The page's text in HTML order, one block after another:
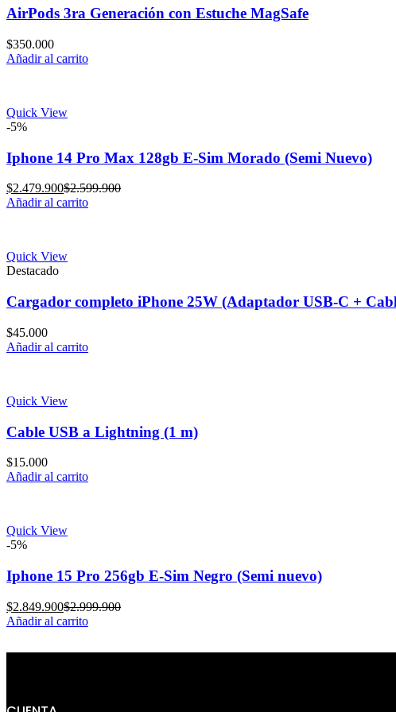
AirPods 3ra Generación con Estuche MagSafe
$350.000
Añadir al carrito
Quick View
-5%
Iphone 14 Pro Max 128gb E-Sim Morado (Semi Nuevo)
$2.479.900Current
price
$2.599.900Original
Añadir al carrito
Quick View
Destacado
Cargador completo iPhone 25W (Adaptador USB-C +
$45.000
Añadir al carrito
Quick View
Cable USB a Lightning (1 m)
$15.000
Añadir al carrito
Quick View
-5%
Iphone 15 Pro 256gb E-Sim Negro (Semi nuevo)
$2.849.900Current
price
$2.999.900Original
Añadir al carrito